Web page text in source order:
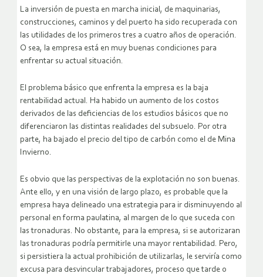
La inversión de puesta en marcha inicial, de maquinarias,
construcciones, caminos y del puerto ha sido recuperada con
las utilidades de los primeros tres a cuatro años de operación.
O sea, la empresa está en muy buenas condiciones para
enfrentar su actual situación.
El problema básico que enfrenta la empresa es la baja
rentabilidad actual. Ha habido un aumento de los costos
derivados de las deficiencias de los estudios básicos que no
diferenciaron las distintas realidades del subsuelo. Por otra
parte, ha bajado el precio del tipo de carbón como el de Mina
Invierno.
Es obvio que las perspectivas de la explotación no son buenas.
Ante ello, y en una visión de largo plazo, es probable que la
empresa haya delineado una estrategia para ir disminuyendo al
personal en forma paulatina, al margen de lo que suceda con
las tronaduras. No obstante, para la empresa, si se autorizaran
las tronaduras podría permitirle una mayor rentabilidad. Pero,
si persistiera la actual prohibición de utilizarlas, le serviría como
excusa para desvincular trabajadores, proceso que tarde o